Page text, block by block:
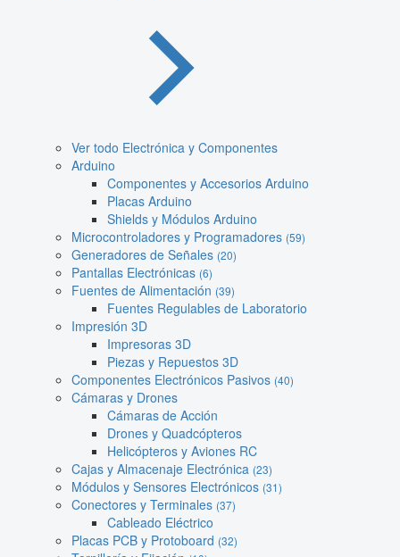
Ver todo Electrónica y Componentes
Arduino
Componentes y Accesorios Arduino
Placas Arduino
Shields y Módulos Arduino
Microcontroladores y Programadores (59)
Generadores de Señales (20)
Pantallas Electrónicas (6)
Fuentes de Alimentación (39)
Fuentes Regulables de Laboratorio
Impresión 3D
Impresoras 3D
Piezas y Repuestos 3D
Componentes Electrónicos Pasivos (40)
Cámaras y Drones
Cámaras de Acción
Drones y Quadcópteros
Helicópteros y Aviones RC
Cajas y Almacenaje Electrónica (23)
Módulos y Sensores Electrónicos (31)
Conectores y Terminales (37)
Cableado Eléctrico
Placas PCB y Protoboard (32)